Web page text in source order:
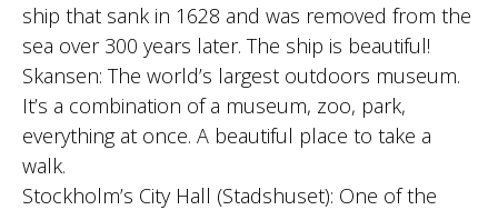
ship that sank in 1628 and was removed from the
sea over 300 years later. The ship is beautiful!
Skansen: The world’s largest outdoors museum.
It’s a combination of a museum, zoo, park,
everything at once. A beautiful place to take a
walk.
Stockholm’s City Hall (Stadshuset): One of the